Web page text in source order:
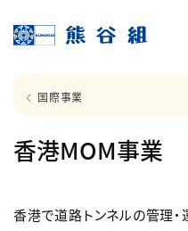
国際事業
香港MOM事業
香港で道路トンネルの管理